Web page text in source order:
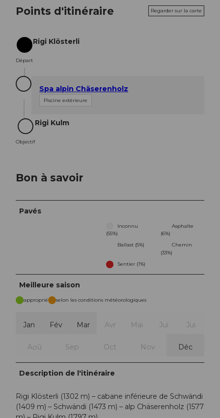
Points d'itinéraire Regarder sur la carte
Départ
Départ
Rigi Klösterli
Spa alpin Chäserenholz
Piscine extérieure
Objectif
Objectif
Rigi Kulm
Bon à savoir
Pavés
Inconnu
(55%)
Asphalte
(6%)
Ballast (5%)
Chemin
(33%)
Sentier (1%)
Meilleure saison
approprié selon les conditions météorologiques
Jan Fév Mar Avr Mai Jui Jui
Aoû Sep Oct Nov Déc
Description de l'itinéraire
Rigi Klösterli (1302 m) – cabane inférieure de Schwändi
(1409 m) – Schwändi (1473 m) – alp Chäserenholz (1577